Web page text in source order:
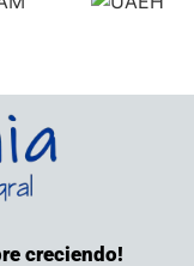
creciendo!